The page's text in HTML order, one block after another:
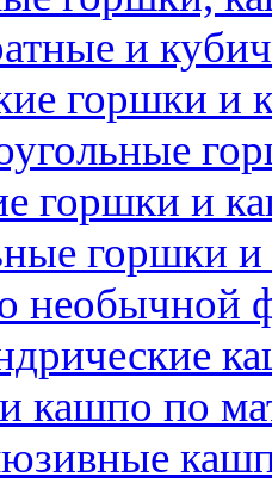
и
горшки и
горшки и
горшки
необычной
кашпо по